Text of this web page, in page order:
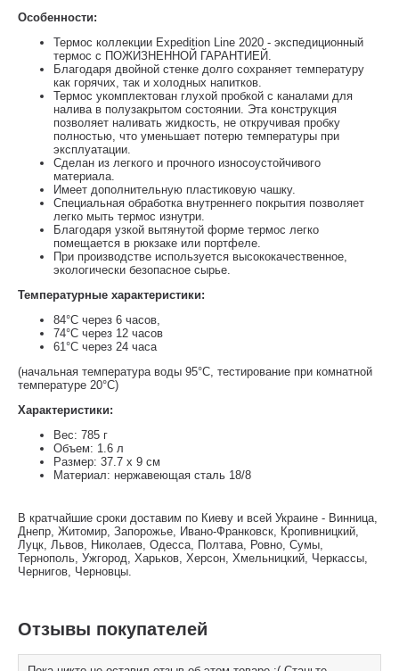
Особенности:
Термос коллекции Expedition Line 2020 - экспедиционный
термос с ПОЖИЗНЕННОЙ ГАРАНТИЕЙ.
Благодаря двойной стенке долго сохраняет температуру
как горячих, так и холодных напитков.
Термос укомплектован глухой пробкой с каналами для
налива в полузакрытом состоянии. Эта конструкция
позволяет наливать жидкость, не откручивая пробку
полностью, что уменьшает потерю температуры при
эксплуатации.
Сделан из легкого и прочного износоустойчивого
материала.
Имеет дополнительную пластиковую чашку.
Специальная обработка внутреннего покрытия позволяет
легко мыть термос изнутри.
Благодаря узкой вытянутой форме термос легко
помещается в рюкзаке или портфеле.
При производстве используется высококачественное,
экологически безопасное сырье.
Температурные характеристики:
84°С через 6 часов,
74°С через 12 часов
61°С через 24 часа
(начальная температура воды 95°C, тестирование при комнатной
температуре 20°C)
Характеристики:
Вес: 785 г
Объем: 1.6 л
Размер: 37.7 х 9 см
Материал: нержавеющая сталь 18/8
В кратчайшие сроки доставим по Киеву и всей Украине - Винница,
Днепр, Житомир, Запорожье, Ивано-Франковск, Кропивницкий,
Луцк, Львов, Николаев, Одесса, Полтава, Ровно, Сумы,
Тернополь, Ужгород, Харьков, Херсон, Хмельницкий, Черкассы,
Чернигов, Черновцы.
Отзывы покупателей